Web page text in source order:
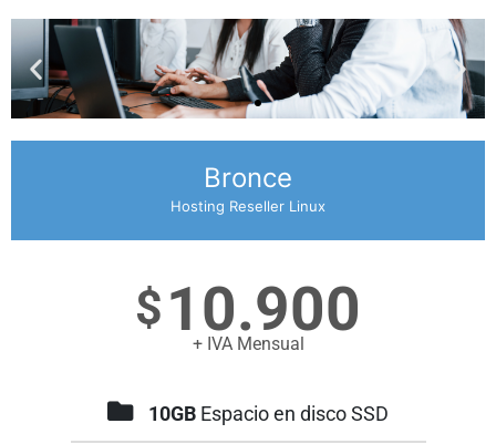
¿Tendré
soporte
para
clientes?
Nuestro
sitio
web
Bronce
Hosting Reseller Linux
$10.900
+ IVA Mensual
10GB Espacio en disco SSD